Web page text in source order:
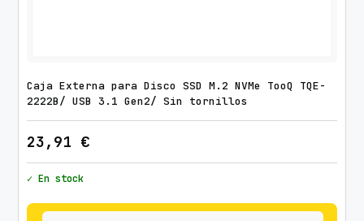
Caja Externa para Disco SSD M.2 NVMe TooQ TQE-
2222B/ USB 3.1 Gen2/ Sin tornillos
23,91 €
✓ En stock